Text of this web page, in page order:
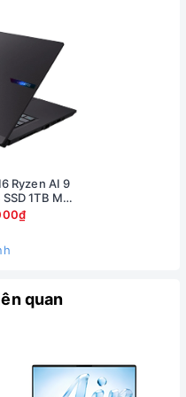
của chúng thường từ 2kg
như trên thì chiếc
gọn gàng khi bạn cất máy
mà không bị vướng
Ryzen AI 9
1TB Màn
5070 8Gb
quan